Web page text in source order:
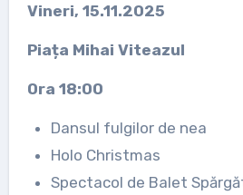
Vineri, 15.11.2025
Piața Mihai Viteazul
Ora 18:00
Dansul fulgilor de nea
Holo Christmas
Spectacol de Balet